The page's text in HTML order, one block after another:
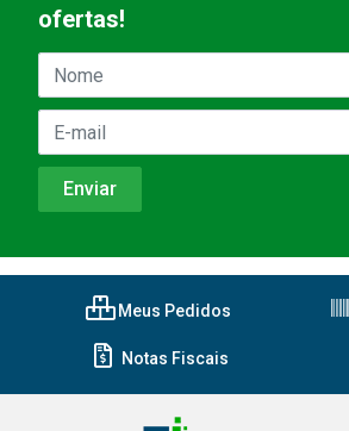
ofertas!
Meus Pedidos
Notas Fiscais